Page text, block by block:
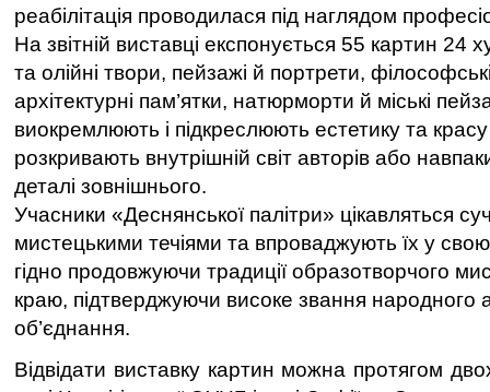
реабілітація проводилася під наглядом
На звітній виставці експонується 55 картин 24
та олійні твори, пейзажі й портрети,
архітектурні пам’ятки, натюрморти й міські
виокремлюють і підкреслюють естетику та красу
розкривають внутрішній світ авторів або
деталі зовнішнього.
Учасники «Деснянської палітри» цікавляться
мистецькими течіями та впроваджують їх у
гідно продовжуючи традиції образотворчого
краю, підтверджуючи високе звання народного
об’єднання.
Відвідати виставку картин можна протягом